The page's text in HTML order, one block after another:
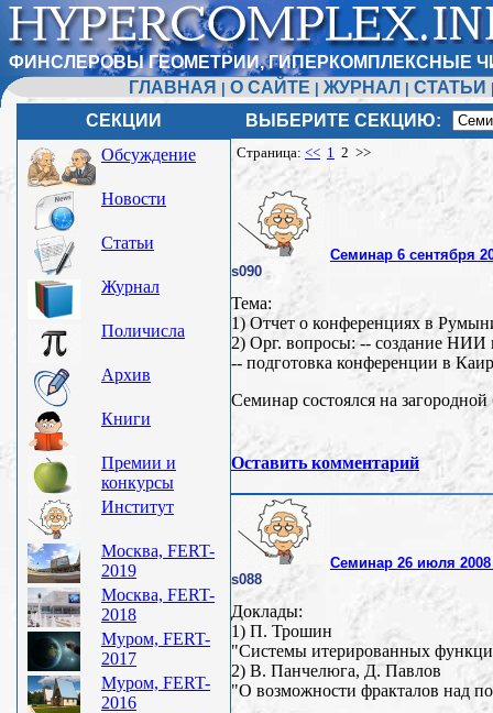
ФИНСЛЕРОВЫ ГЕОМЕТРИИ, ГИПЕРКОМПЛЕКСНЫЕ
ГЛАВНАЯ
О САЙТЕ ЖУРНАЛ СТАТЬИ
СЕКЦИИ
Обсуждение
Новости
Статьи
Журнал
Поличисла
Архив
Книги
Премии и
конкурсы
Институт
Москва, FERT-
2019
Москва, FERT-
2018
Муром, FERT-
2017
Муром, FERT-
2016
ВЫБЕРИТЕ СЕКЦИЮ:
Страница: << 1 2 >>
Семинар 6 сентября
s090
Тема:
1) Отчет о конференциях в
2) Орг. вопросы: -- создание НИИ
-- подготовка конференции в
Семинар состоялся на загородной
Оставить комментарий
Семинар 26 июля 2008
s088
Доклады:
1) П. Трошин
"Системы итерированных
2) В. Панчелюга, Д. Павлов
"О возможности фракталов над